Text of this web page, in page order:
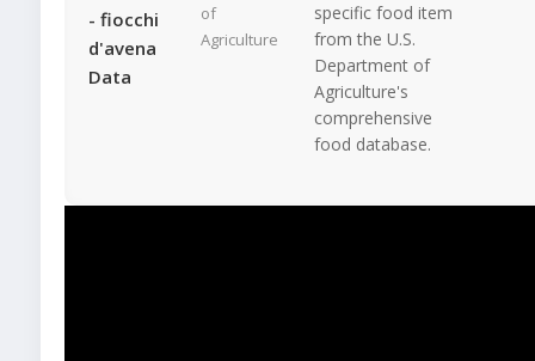
- fiocchi
d'avena
Data
of
Agriculture
specific food item
from the U.S.
Department of
Agriculture's
comprehensive
food database.